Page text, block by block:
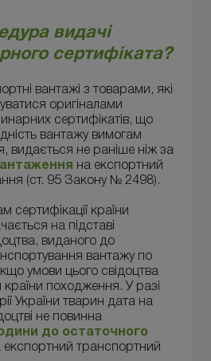
видачі
сертифіката?
вантажі з товарами, які
оригіналами
сертифікатів, що
вантажу вимогам
видається не раніше ніж за
на експортний
(ст. 95 Закону № 2498).
сертифікації країни
на підставі
виданого до
вантажу по
умови цього свідоцтва
походження. У разі
України тварин дата на
не повинна
до остаточного
експортний транспортний